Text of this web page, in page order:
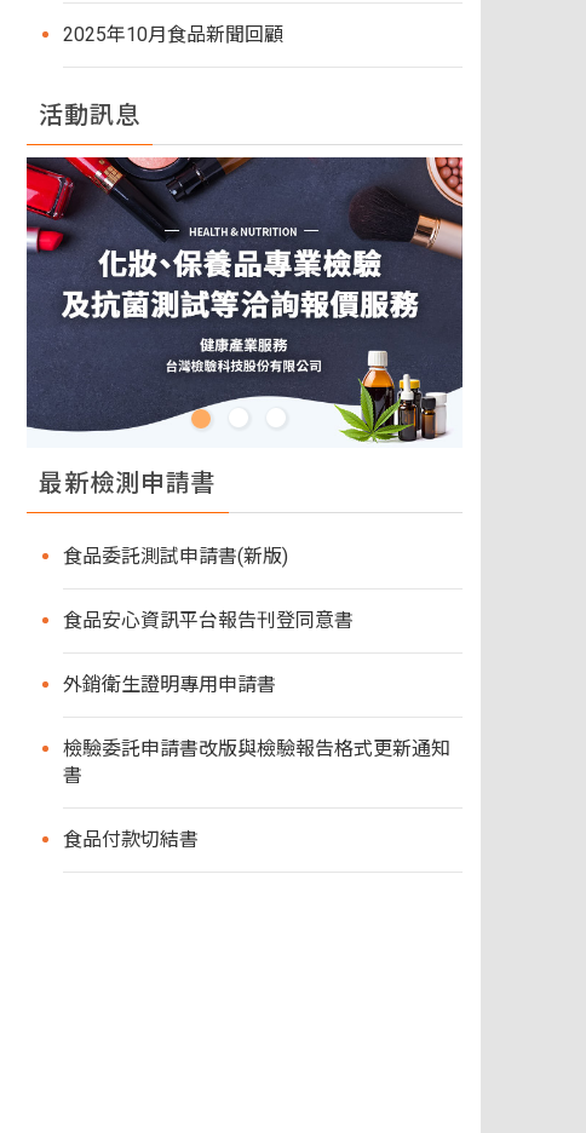
2025年10月食品新聞回顧
活動訊息
最新檢測申請書
食品委託測試申請書(新版)
食品安心資訊平台報告刊登同意書
外銷衛生證明專用申請書
檢驗委託申請書改版與檢驗報告格式更新通知
書
食品付款切結書